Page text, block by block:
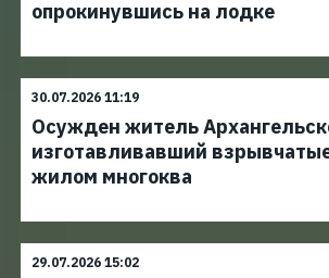
опрокинувшись на лодке
30.07.2026 11:19
Осужден житель
изготавливавший
жилом многоква
29.07.2026 15:02